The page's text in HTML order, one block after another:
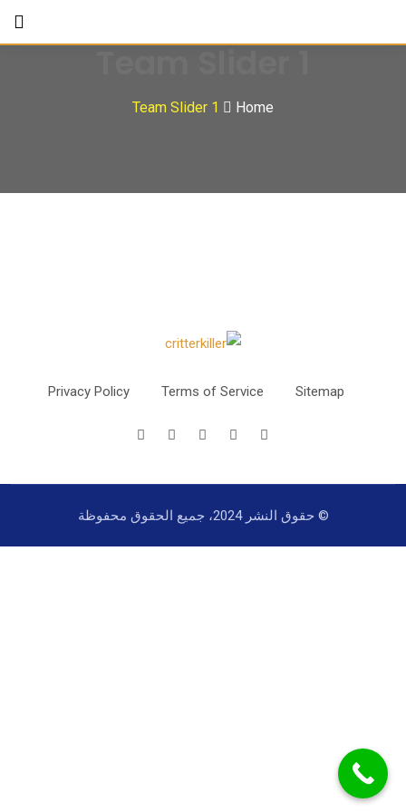
Team Slider 1 Home
Sitemap
Terms of Service
Privacy Policy
© حقوق النشر 2024، جميع الحقوق محفوظة